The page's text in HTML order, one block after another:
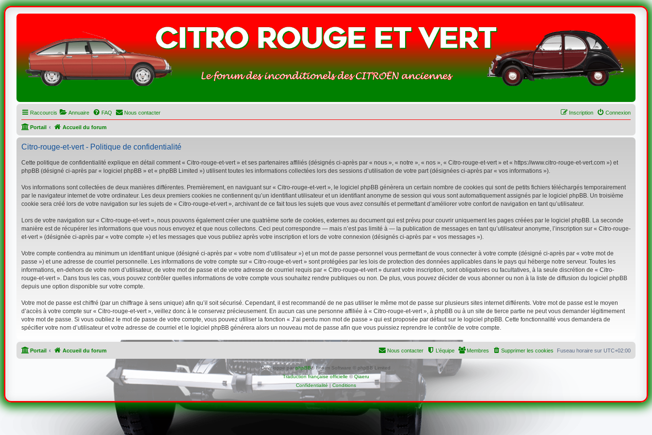
Raccourcis Annuaire FAQ Nous contacter Connexion
Inscription
Portail Accueil du forum
Citro-rouge-et-vert - Politique de confidentialité
Cette politique de confidentialité explique en détail comment « Citro-rouge-et-vert » et ses partenaires affiliés (désignés ci-après par « nous », « notre », « nos », « Citro-rouge-et-vert » et « https://www.citro-rouge-et-vert.com ») et
phpBB (désigné ci-après par « logiciel phpBB » et « phpBB Limited ») utilisent toutes les informations collectées lors des sessions d’utilisation de votre part (désignées ci-après par « vos informations »).
Vos informations sont collectées de deux manières différentes. Premièrement, en naviguant sur « Citro-rouge-et-vert », le logiciel phpBB génèrera un certain nombre de cookies qui sont de petits fichiers téléchargés temporairement
par le navigateur internet de votre ordinateur. Les deux premiers cookies ne contiennent qu’un identifiant utilisateur et un identifiant anonyme de session qui vous sont automatiquement assignés par le logiciel phpBB. Un troisième
cookie sera créé lors de votre navigation sur les sujets de « Citro-rouge-et-vert », archivant de ce fait tous les sujets que vous avez consultés et permettant d’améliorer votre confort de navigation en tant qu’utilisateur.
Lors de votre navigation sur « Citro-rouge-et-vert », nous pouvons également créer une quatrième sorte de cookies, externes au document qui est prévu pour couvrir uniquement les pages créées par le logiciel phpBB. La seconde
manière est de récupérer les informations que vous nous envoyez et que nous collectons. Ceci peut correspondre — mais n’est pas limité à — la publication de messages en tant qu’utilisateur anonyme, l’inscription sur « Citro-rouge-
et-vert » (désignée ci-après par « votre compte ») et les messages que vous publiez après votre inscription et lors de votre connexion (désignés ci-après par « vos messages »).
Votre compte contiendra au minimum un identifiant unique (désigné ci-après par « votre nom d’utilisateur ») et un mot de passe personnel vous permettant de vous connecter à votre compte (désigné ci-après par « votre mot de
passe ») et une adresse de courriel personnelle. Les informations de votre compte sur « Citro-rouge-et-vert » sont protégées par les lois de protection des données applicables dans le pays qui héberge notre serveur. Toutes les
informations, en-dehors de votre nom d’utilisateur, de votre mot de passe et de votre adresse de courriel requis par « Citro-rouge-et-vert » durant votre inscription, sont obligatoires ou facultatives, à la seule discrétion de « Citro-
rouge-et-vert ». Dans tous les cas, vous pouvez contrôler quelles informations de votre compte vous souhaitez rendre publiques ou non. De plus, vous pouvez décider de vous abonner ou non à la liste de diffusion du logiciel phpBB
depuis une option disponible sur votre compte.
Votre mot de passe est chiffré (par un chiffrage à sens unique) afin qu’il soit sécurisé. Cependant, il est recommandé de ne pas utiliser le même mot de passe sur plusieurs sites internet différents. Votre mot de passe est le moyen
d’accès à votre compte sur « Citro-rouge-et-vert », veillez donc à le conservez précieusement. En aucun cas une personne affiliée à « Citro-rouge-et-vert », à phpBB ou à un site de tierce partie ne peut vous demander légitimement
votre mot de passe. Si vous oubliez le mot de passe de votre compte, vous pouvez utiliser la fonction « J’ai perdu mon mot de passe » qui est proposée par défaut sur le logiciel phpBB. Cette fonctionnalité vous demandera de
spécifier votre nom d’utilisateur et votre adresse de courriel et le logiciel phpBB générera alors un nouveau mot de passe afin que vous puissiez reprendre le contrôle de votre compte.
Portail Accueil du forum Fuseau horaire sur UTC+02:00
Supprimer les cookies
Membres
L’équipe
Nous contacter
Développé parphpBB® Forum Software © phpBB Limited
Traduction française officielle©Qiaeru
Confidentialité | Conditions